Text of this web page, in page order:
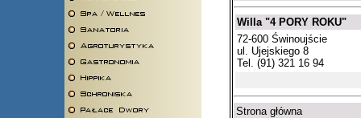
Willa "4 PORY ROKU"
72-600 Świnoujście
ul. Ujejskiego 8
Tel. (91) 321 16 94
Strona główna